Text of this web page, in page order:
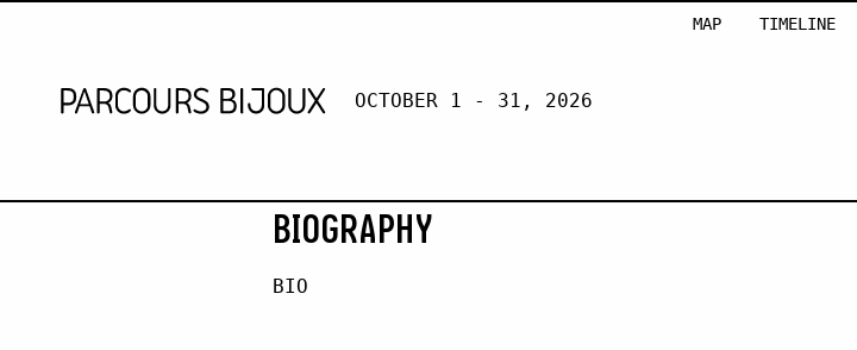
Retour au contenu OCTOBER 1 - 31, 2026
MAP TIMELINE
ARNA GNÁ GUNNARSDÓTTIR
BIOGRAPHY
BIO